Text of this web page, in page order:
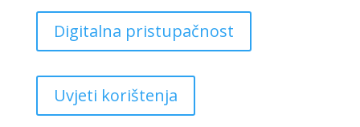
Digitalna pristupačnost
Uvjeti korištenja